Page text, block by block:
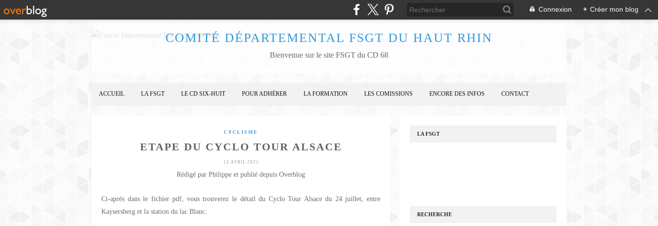
Connexion + Créer mon blog
COMITÉ DÉPARTEMENTAL FSGT DU HAUT RHIN
Bienvenue sur le site FSGT du CD 68
ACCUEIL LA FSGT LE CD SIX-HUIT POUR ADHÉRER LA FORMATION LES COMISSIONS ENCORE DES INFOS CONTACT
CYCLISME
ETAPE DU CYCLO TOUR ALSACE
13 AVRIL 2021
Rédigé par Philippe et publié depuis Overblog
Ci-après dans le fichier pdf, vous trouverez le détail du Cyclo Tour Alsace du 24 juillet, entre
Kaysersberg et la station du lac Blanc.
RECHERCHE
LA FSGT